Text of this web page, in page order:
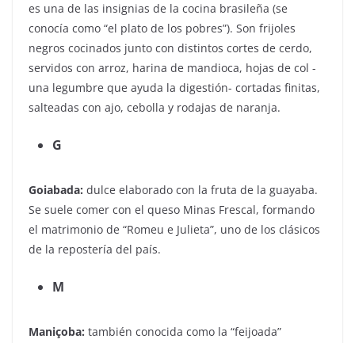
es una de las insignias de la cocina brasileña (se
conocía como “el plato de los pobres”). Son frijoles
negros cocinados junto con distintos cortes de cerdo,
servidos con arroz, harina de mandioca, hojas de col -
una legumbre que ayuda la digestión- cortadas finitas,
salteadas con ajo, cebolla y rodajas de naranja.
G
Goiabada: dulce elaborado con la fruta de la guayaba.
Se suele comer con el queso Minas Frescal, formando
el matrimonio de “Romeu e Julieta”, uno de los clásicos
de la repostería del país.
M
Maniçoba: también conocida como la “feijoada”